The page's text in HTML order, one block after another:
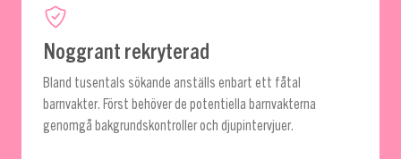
Noggrant rekryterad
Bland tusentals sökande anställs enbart ett fåtal
barnvakter. Först behöver de potentiella barnvakterna
genomgå bakgrundskontroller och djupintervjuer.